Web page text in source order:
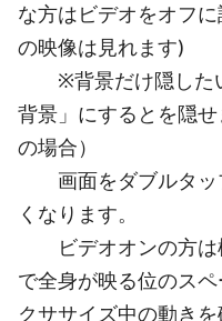
な方はビデオをオフ
の映像は見れます)
※背景だけ隠した
背景」にするとを隠
の場合）
画面をダブルタッ
くなります。
ビデオオンの方は
で全身が映る位のス
クササイズ中の動きを